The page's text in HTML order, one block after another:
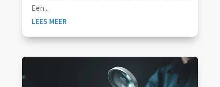
Een...
LEES MEER